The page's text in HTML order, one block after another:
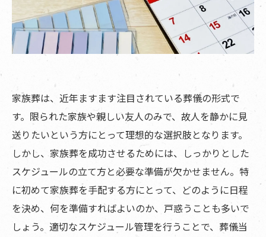
家族葬は、近年ますます注目されている葬儀の形式で
す。限られた家族や親しい友人のみで、故人を静かに見
送りたいという方にとって理想的な選択肢となります。
しかし、家族葬を成功させるためには、しっかりとした
スケジュールの立て方と必要な準備が欠かせません。特
に初めて家族葬を手配する方にとって、どのように日程
を決め、何を準備すればよいのか、戸惑うことも多いで
しょう。適切なスケジュール管理を行うことで、葬儀当